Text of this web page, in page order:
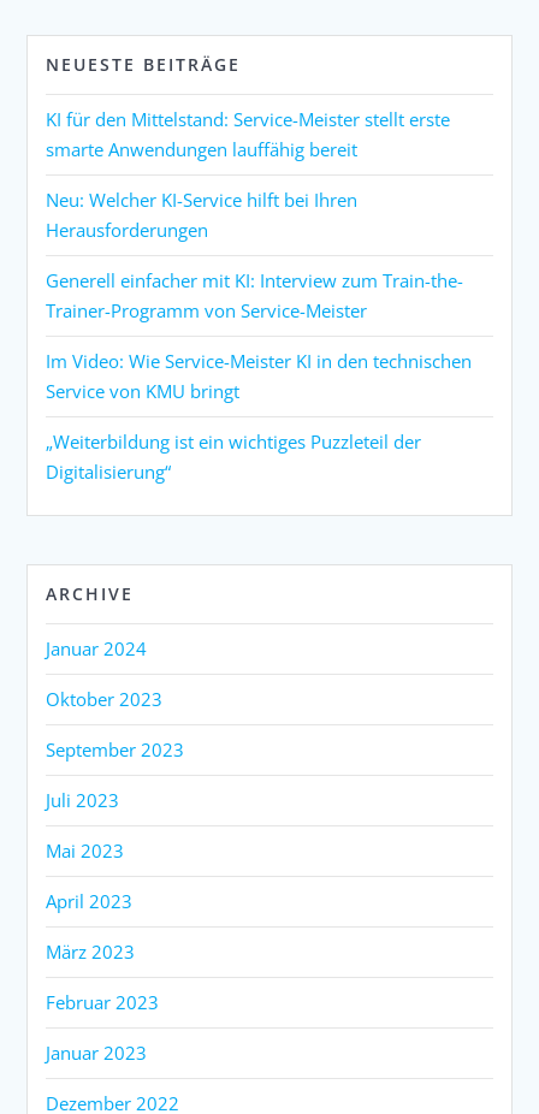
NEUESTE BEITRÄGE
KI für den Mittelstand: Service-Meister stellt erste
smarte Anwendungen lauffähig bereit
Neu: Welcher KI-Service hilft bei Ihren
Herausforderungen
Generell einfacher mit KI: Interview zum Train-the-
Trainer-Programm von Service-Meister
Im Video: Wie Service-Meister KI in den technischen
Service von KMU bringt
„Weiterbildung ist ein wichtiges Puzzleteil der
Digitalisierung“
ARCHIVE
Januar 2024
Oktober 2023
September 2023
Juli 2023
Mai 2023
April 2023
März 2023
Februar 2023
Januar 2023
Dezember 2022